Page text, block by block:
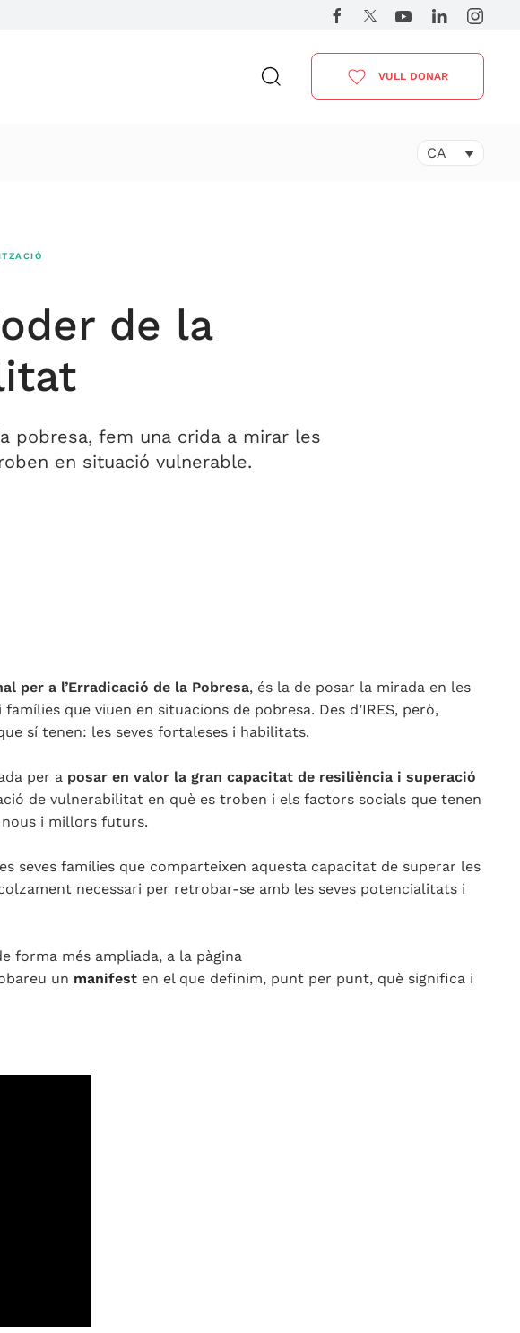
VULL DONAR
CA
de la
pobresa, fem una crida a mirar les
en situació vulnerable.
per a l’Erradicació de la Pobresa, és la de posar la mirada en les
que viuen en situacions de pobresa. Des d’IRES, però,
sí tenen: les seves fortaleses i habilitats.
per a posar en valor la gran capacitat de resiliència i superació
de vulnerabilitat en què es troben i els factors socials que tenen
i millors futurs.
seves famílies que comparteixen aquesta capacitat de superar les
necessari per retrobar-se amb les seves potencialitats i
forma més ampliada, a la pàgina
un manifest en el que definim, punt per punt, què significa i